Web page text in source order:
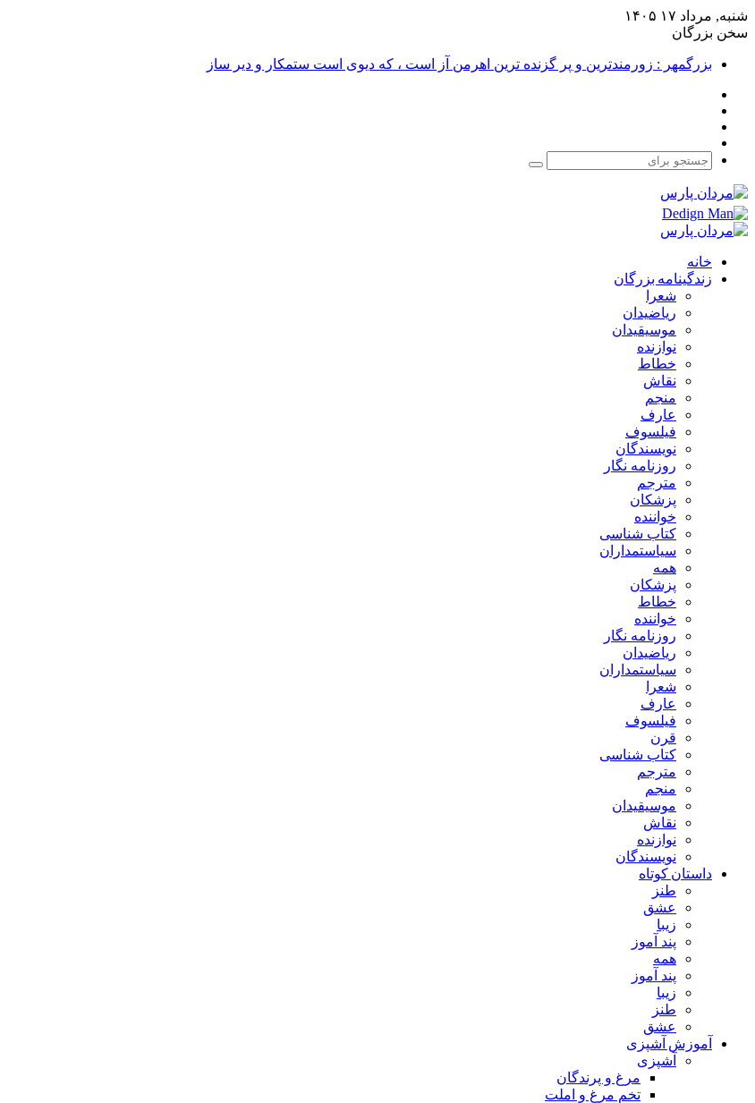
شنبه, مرداد ۱۷ ۱۴۰۵
سخن بزرگان
بزرگمهر : زورمندترین و پر گزنده ترین اهرمن آز است ، که دیوی است ستمکار و دیر ساز
جستجو
خانه
زندگینامه بزرگان
شعرا
ریاضیدان
موسیقیدان
نوازنده
خطاط
نقاش
منجم
عارف
فیلسوف
نویسندگان
روزنامه نگار
مترجم
پزشکان
خواننده
کتاب شناسی
سیاستمداران
همه
پزشکان
خطاط
خواننده
روزنامه نگار
ریاضیدان
سیاستمداران
شعرا
عارف
فیلسوف
قرن
کتاب شناسی
مترجم
منجم
موسیقیدان
نقاش
نوازنده
نویسندگان
داستان کوتاه
طنز
عشق
زیبا
پند آموز
همه
پند آموز
زیبا
طنز
عشق
آموزش آشپزی
آشپزی
مرغ و پرندگان
تخم مرغ و املت